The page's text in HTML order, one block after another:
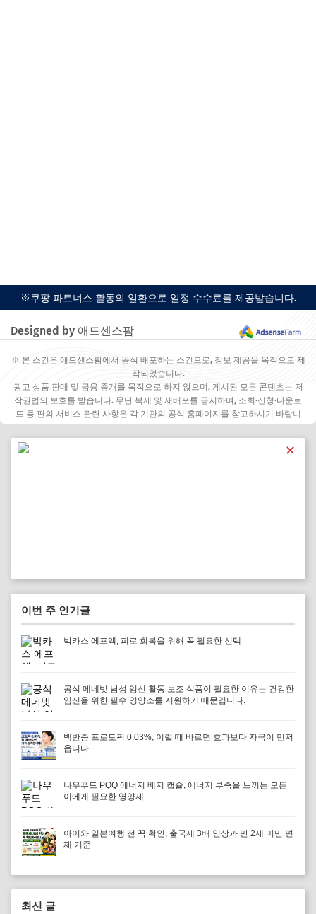
※쿠팡 파트너스 활동의 일환으로 일정 수수료를 제공받습니다.
Designed by 애드센스팜
※ 본 스킨은 애드센스팜에서 공식 배포하는 스킨으로, 정보 제공을 목적으로 제
작되었습니다.
광고 상품 판매 및 금융 중개를 목적으로 하지 않으며, 게시된 모든 콘텐츠는 저
작권법의 보호를 받습니다. 무단 복제 및 재배포를 금지하며, 조회·신청·다운로
드 등 편의 서비스 관련 사항은 각 기관의 공식 홈페이지를 참고하시기 바랍니
✕
이번 주 인기글
박카스 에프액, 피로 회복을 위해 꼭 필요한 선택
공식 메네빗 남성 임신 활동 보조 식품이 필요한 이유는 건강한
임신을 위한 필수 영양소를 지원하기 때문입니다.
백반증 프로토픽 0.03%, 이럴 때 바르면 효과보다 자극이 먼저
옵니다
나우푸드 PQQ 에너지 베지 캡슐, 에너지 부족을 느끼는 모든
이에게 필요한 영양제
아이와 일본여행 전 꼭 확인, 출국세 3배 인상과 만 2세 미만 면
제 기준
최신 글